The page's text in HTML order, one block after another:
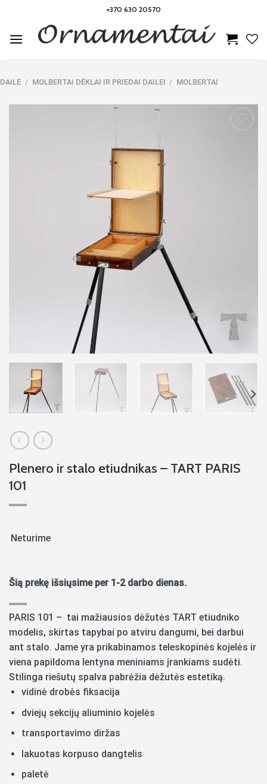
content
+370 630 20570
DAILĖ / MOLBERTAI DĖKLAI IR PRIEDAI DAILEI / MOLBERTAI
Plenero ir stalo etiudnikas – TART PARIS
101
Neturime
Šią prekę išsiųsime per 1-2 darbo dienas.
PARIS 101 – tai mažiausios dėžutės TART etiudniko
modelis, skirtas tapybai po atviru dangumi, bei darbui
ant stalo. Jame yra prikabinamos teleskopinės kojelės ir
viena papildoma lentyna meniniams įrankiams sudėti.
Stilinga riešutų spalva pabrėžia dėžutės estetiką.
vidinė drobės fiksacija
dviejų sekcijų aliuminio kojelės
transportavimo diržas
lakuotas korpuso dangtelis
paletė